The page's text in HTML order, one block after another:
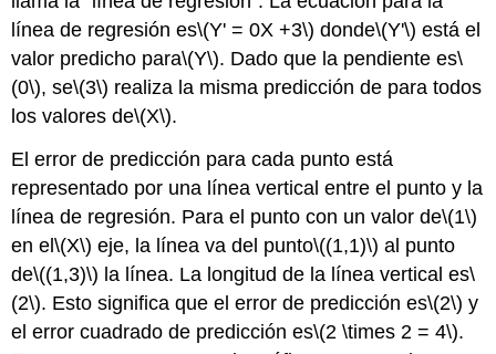
línea de regresión es\(Y' = 0X +3\) donde\(Y'\) está el
valor predicho para\(Y\). Dado que la pendiente es\
(0\), se\(3\) realiza la misma predicción de para todos
los valores de\(X\).
El error de predicción para cada punto está
representado por una línea vertical entre el punto y la
línea de regresión. Para el punto con un valor de\(1\)
en el\(X\) eje, la línea va del punto\((1,1)\) al punto
de\((1,3)\) la línea. La longitud de la línea vertical es\
(2\). Esto significa que el error de predicción es\(2\) y
el error cuadrado de predicción es\(2 \times 2 = 4\).